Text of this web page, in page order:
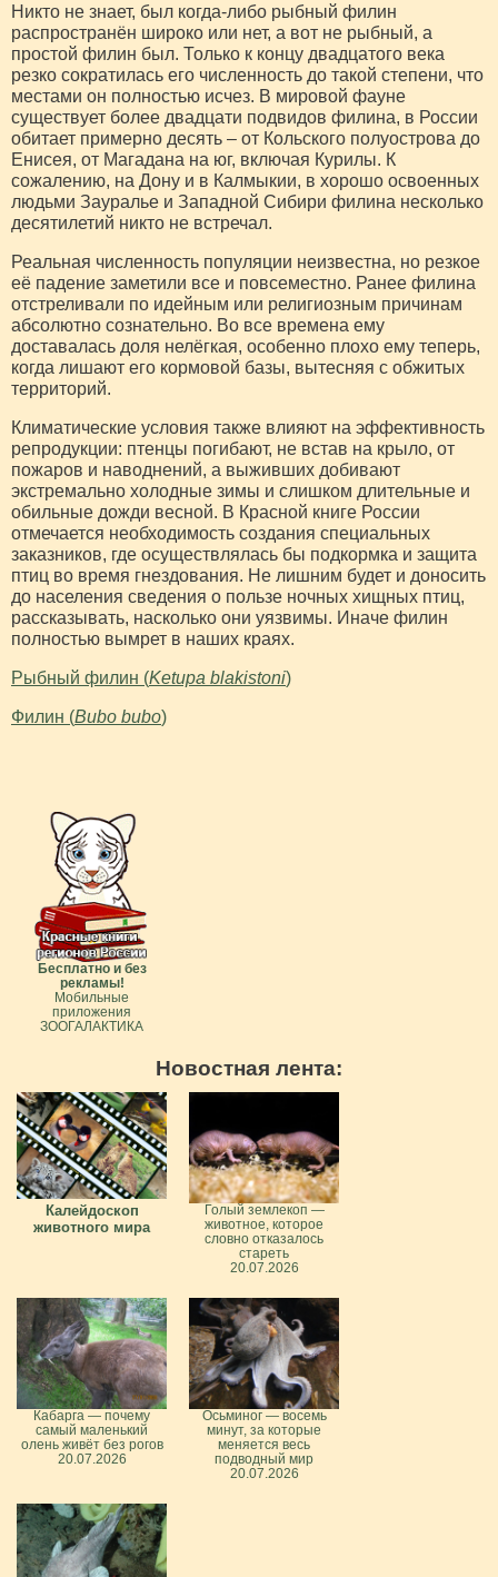
Никто не знает, был когда-либо рыбный филин
распространён широко или нет, а вот не рыбный, а
простой филин был. Только к концу двадцатого века
резко сократилась его численность до такой степени, что
местами он полностью исчез. В мировой фауне
существует более двадцати подвидов филина, в России
обитает примерно десять – от Кольского полуострова до
Енисея, от Магадана на юг, включая Курилы. К
сожалению, на Дону и в Калмыкии, в хорошо освоенных
людьми Зауралье и Западной Сибири филина несколько
десятилетий никто не встречал.
Реальная численность популяции неизвестна, но резкое
её падение заметили все и повсеместно. Ранее филина
отстреливали по идейным или религиозным причинам
абсолютно сознательно. Во все времена ему
доставалась доля нелёгкая, особенно плохо ему теперь,
когда лишают его кормовой базы, вытесняя с обжитых
территорий.
Климатические условия также влияют на эффективность
репродукции: птенцы погибают, не встав на крыло, от
пожаров и наводнений, а выживших добивают
экстремально холодные зимы и слишком длительные и
обильные дожди весной. В Красной книге России
отмечается необходимость создания специальных
заказников, где осуществлялась бы подкормка и защита
птиц во время гнездования. Не лишним будет и доносить
до населения сведения о пользе ночных хищных птиц,
рассказывать, насколько они уязвимы. Иначе филин
полностью вымрет в наших краях.
Рыбный филин (Ketupa blakistoni)
Филин (Bubo bubo)
Бесплатно и без
рекламы!
Мобильные
приложения
ЗООГАЛАКТИКА
Новостная лента:
Калейдоскоп
животного мира
Голый землекоп —
животное, которое
словно отказалось
стареть
20.07.2026
Кабарга — почему
самый маленький
олень живёт без рогов
20.07.2026
Осьминог — восемь
минут, за которые
меняется весь
подводный мир
20.07.2026